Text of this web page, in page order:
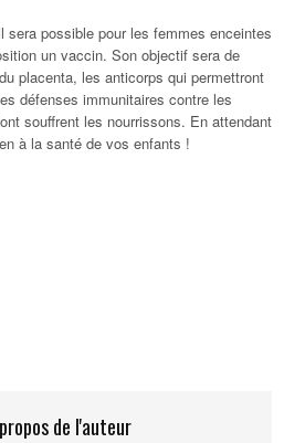
sera possible pour les femmes enceintes
un vaccin. Son objectif sera de
placenta, les anticorps qui permettront
défenses immunitaires contre les
souffrent les nourrissons. En attendant
à la santé de vos enfants !
de l'auteur